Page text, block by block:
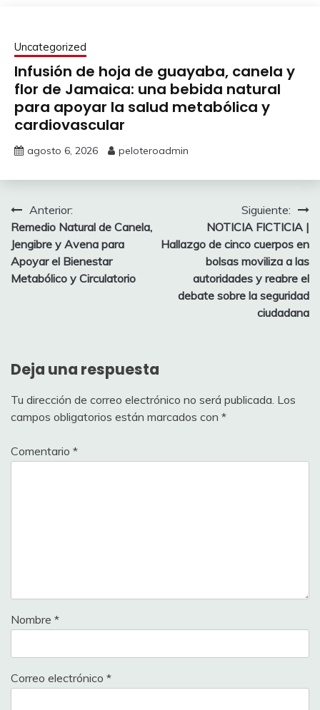
Uncategorized
Infusión de hoja de guayaba, canela y
flor de Jamaica: una bebida natural
para apoyar la salud metabólica y
cardiovascular
agosto 6, 2026 peloteroadmin
Navegación
de
entradas
Anterior:
Remedio Natural de Canela,
Jengibre y Avena para
Apoyar el Bienestar
Metabólico y Circulatorio
Siguiente:
NOTICIA FICTICIA |
Hallazgo de cinco cuerpos en
bolsas moviliza a las
autoridades y reabre el
debate sobre la seguridad
ciudadana
Deja una respuesta
Tu dirección de correo electrónico no será publicada. Los
campos obligatorios están marcados con *
Comentario *
Nombre *
Correo electrónico *